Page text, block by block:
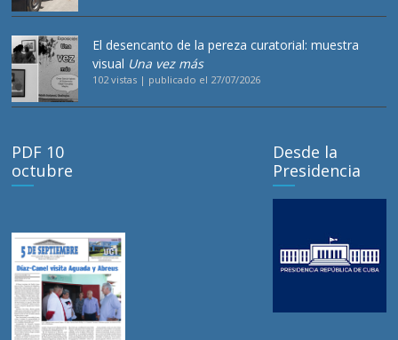
El desencanto de la pereza curatorial: muestra
visual Una vez más
102 vistas | publicado el 27/07/2026
PDF 10
octubre
Desde la
Presidencia